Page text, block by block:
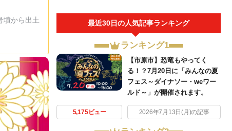
墳から出土
最近30日の人気記事ランキング
ランキング1
【市原市】恐竜もやってく
る！？7月20日に「みんなの夏
フェス～ダイナソー・weワー
ルド～」が開催されます。
5,175ビュー 2026年7月13日(月)の記事